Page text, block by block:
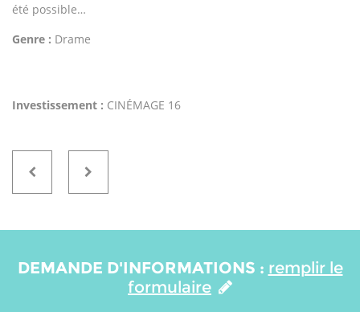
été possible…
Genre : Drame
Investissement : CINÉMAGE 16
DEMANDE D'INFORMATIONS : remplir le
formulaire